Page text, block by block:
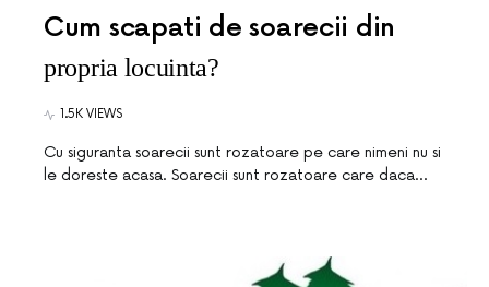
Cum scapati de soarecii din
propria locuinta?
1.5K VIEWS
Cu siguranta soarecii sunt rozatoare pe care nimeni nu si
le doreste acasa. Soarecii sunt rozatoare care daca…